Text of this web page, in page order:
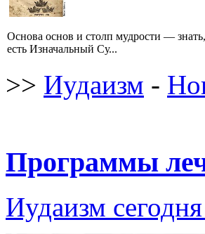
Основа основ и столп мудрости —
есть Изначальный Су...
>> Иудаизм -
Программы
Иудаизм сегодня